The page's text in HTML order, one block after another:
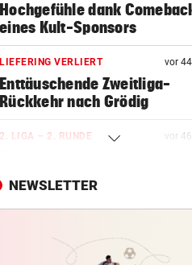
Hochgefühle dank
eines Kult-Sponsors
LIEFERING VERLIERT vor
Enttäuschende Zweitliga-
Rückkehr nach Grödig
2. LIGA – 2. RUNDE vor
für St. Pölten
IN GREENSBORO
den Cut vorzeitig
NEWSLETTER